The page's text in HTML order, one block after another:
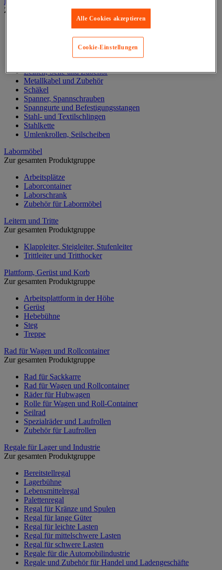
Zur gesamten Produktgruppe
Gummispanner
Hebeösen und Hubringe
Karabinerhaken, Kettenglieder, Haken
Leinen, Seile und Zubehör
Metallkabel und Zubehör
Schäkel
Spanner, Spannschrauben
Spanngurte und Befestigungsstangen
Stahl- und Textilschlingen
Stahlkette
Umlenkrollen, Seilscheiben
Labormöbel
Zur gesamten Produktgruppe
Arbeitsplätze
Laborcontainer
Laborschrank
Zubehör für Labormöbel
Leitern und Tritte
Zur gesamten Produktgruppe
Klappleiter, Steigleiter, Stufenleiter
Trittleiter und Tritthocker
Plattform, Gerüst und Korb
Zur gesamten Produktgruppe
Arbeitsplattform in der Höhe
Gerüst
Hebebühne
Steg
Treppe
Rad für Wagen und Rollcontainer
Zur gesamten Produktgruppe
Rad für Sackkarre
Rad für Wagen und Rollcontainer
Räder für Hubwagen
Rolle für Wagen und Roll-Container
Seilrad
Spezialräder und Laufrollen
Zubehör für Laufrollen
Regale für Lager und Industrie
Zur gesamten Produktgruppe
Bereitstellregal
Lagerbühne
Lebensmittelregal
Palettenregal
Regal für Kränze und Spulen
Regal für lange Güter
Regal für leichte Lasten
Regal für mittelschwere Lasten
Regal für schwere Lasten
Regale für die Automobilindustrie
Regale und Zubehör für Handel und Ladengeschäfte
Alle Cookies akzeptieren
Cookie-Einstellungen